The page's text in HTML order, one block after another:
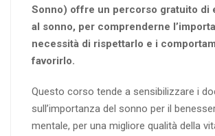
Sonno) offre un percorso gratuito di
al sonno, per comprenderne
necessità di rispettarlo e i
favorirlo.
Questo corso tende a sensibilizzare i
sull’importanza del sonno per il
mentale, per una migliore qualità della